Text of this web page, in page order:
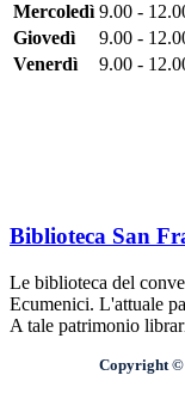
Mercoledì 9.00 -
Giovedì
9.00 -
Venerdì
9.00 -
Biblioteca San
Le biblioteca del
Ecumenici. L'attuale
A tale patrimonio
Copyright ©